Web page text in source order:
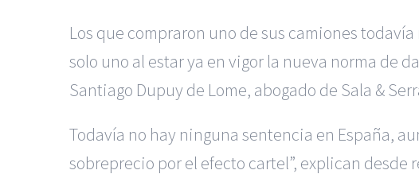
Los que compraron uno de sus camiones
solo uno al estar ya en vigor la nueva norma de
Santiago Dupuy de Lome, abogado de Sala &
Todavía no hay ninguna sentencia en España,
sobreprecio por el efecto cartel”, explican desde